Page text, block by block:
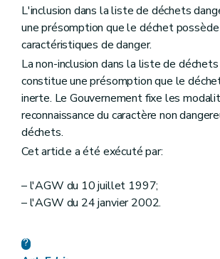
L'inclusion dans la liste de déchets
une présomption que le déchet
caractéristiques de danger.
La non-inclusion dans la liste de
constitue une présomption que le
inerte. Le Gouvernement fixe les
reconnaissance du caractère non
déchets.
Cet article a été exécuté par:
– l'AGW du 10 juillet 1997;
– l'AGW du 24 janvier 2002.